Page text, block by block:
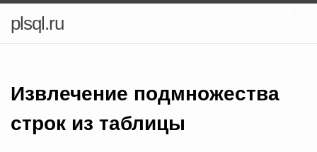
plsql.ru
Извлечение подмножества
строк из таблицы